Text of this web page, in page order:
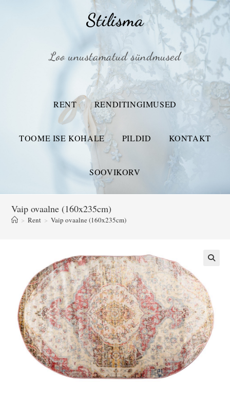
Stilisma
Loo unustamatud sündmused
RENT RENDITINGIMUSED
TOOME ISE KOHALE PILDID KONTAKT
SOOVIKORV
Vaip ovaalne (160x235cm)
> Rent > Vaip ovaalne (160x235cm)